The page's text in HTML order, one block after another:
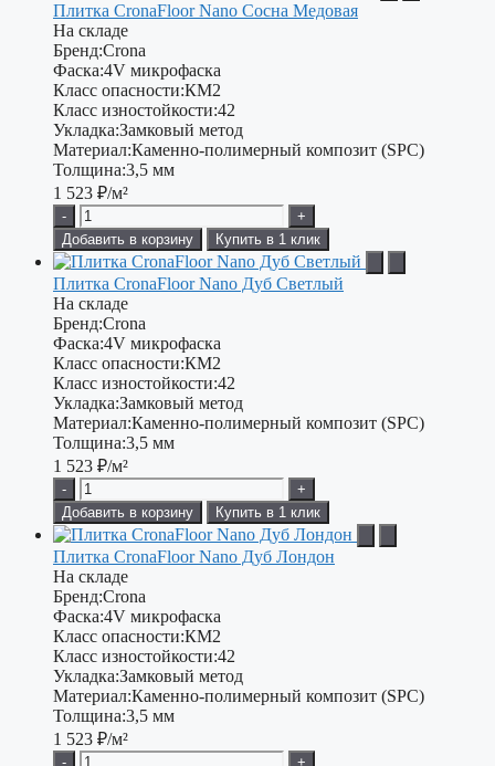
Плитка CronaFloor Nano Сосна Медовая
На складе
Бренд:Crona
Фаска:4V микрофаска
Класс опасности:КМ2
Класс изностойкости:42
Укладка:Замковый метод
Материал:Каменно-полимерный композит (SPC)
Толщина:3,5 мм
1 523 ₽/м²
-
+
Добавить в корзину
Купить в 1 клик
Плитка CronaFloor Nano Дуб Светлый
На складе
Бренд:Crona
Фаска:4V микрофаска
Класс опасности:КМ2
Класс изностойкости:42
Укладка:Замковый метод
Материал:Каменно-полимерный композит (SPC)
Толщина:3,5 мм
1 523 ₽/м²
-
+
Добавить в корзину
Купить в 1 клик
Плитка CronaFloor Nano Дуб Лондон
На складе
Бренд:Crona
Фаска:4V микрофаска
Класс опасности:КМ2
Класс изностойкости:42
Укладка:Замковый метод
Материал:Каменно-полимерный композит (SPC)
Толщина:3,5 мм
1 523 ₽/м²
- +